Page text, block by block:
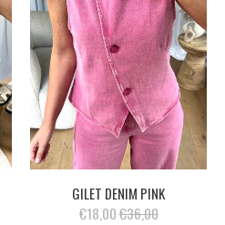
GILET DENIM PINK
€18,00€36,00